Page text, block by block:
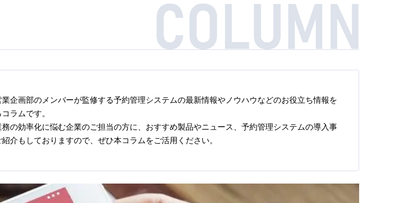
業企画部のメンバーが監修する予約管理システムの最新情報やノウハウなどのお役立ち情報を
ラムです。
の効率化に悩む企業のご担当の方に、おすすめ製品やニュース、予約管理システムの導入事
介もしておりますので、ぜひ本コラムをご活用ください。